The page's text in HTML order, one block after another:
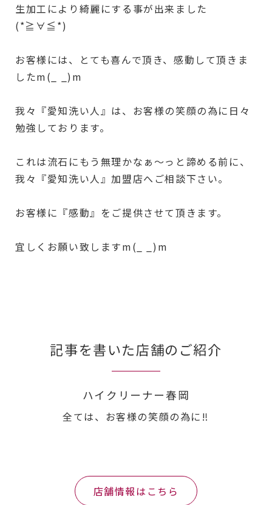
生加工により綺麗にする事が出来ました
(*≧∀≦*)
お客様には、とても喜んで頂き、感動して頂きま
したm(_ _)m
我々『愛知洗い人』は、お客様の笑顔の為に日々
勉強しております。
これは流石にもう無理かなぁ〜っと諦める前に、
我々『愛知洗い人』加盟店へご相談下さい。
お客様に『感動』をご提供させて頂きます。
宜しくお願い致しますm(_ _)m
記事を書いた店舗のご紹介
ハイクリーナー春岡
全ては、お客様の笑顔の為に‼︎
店舗情報はこちら